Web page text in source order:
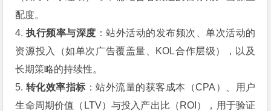
配度。
4. 执行频率与深度 ：站外活动的发布频次、单次活动的
资源投入（如单次广告覆盖量、KOL合作层级），以及
长期策略的持续性。
5. 转化效率指标 ：站外流量的获客成本（CPA）、用户
生命周期价值（LTV）与投入产出比（ROI），用于验证